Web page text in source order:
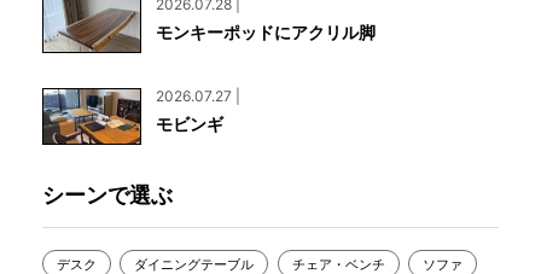
2026.07.28 |
モンキーポッドにアクリル脚
2026.07.27 |
モビンギ
シーンで選ぶ
デスク ダイニングテーブル チェア・ベンチ ソファ